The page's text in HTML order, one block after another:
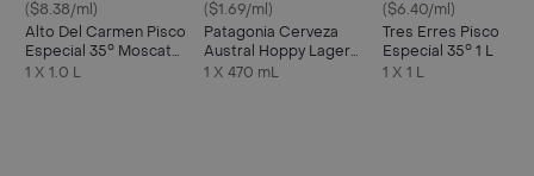
($8.38/ml)
Alto Del Carmen Pisco
Especial 35° Moscatel
100% Uvas Finas 1 L
1 X 1.0 L
($1.69/ml)
Patagonia Cerveza
Austral Hoppy Lager
en Lata 470 cc
1 X 470 mL
($6.40/ml)
Tres Erres Pisco
Especial 35° 1 L
1 X 1 L